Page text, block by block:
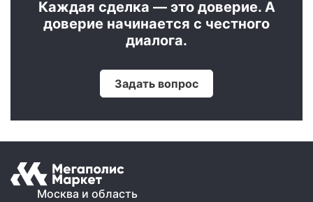
Каждая сделка — это доверие. А
доверие начинается с честного
диалога.
Задать вопрос
Москва и область